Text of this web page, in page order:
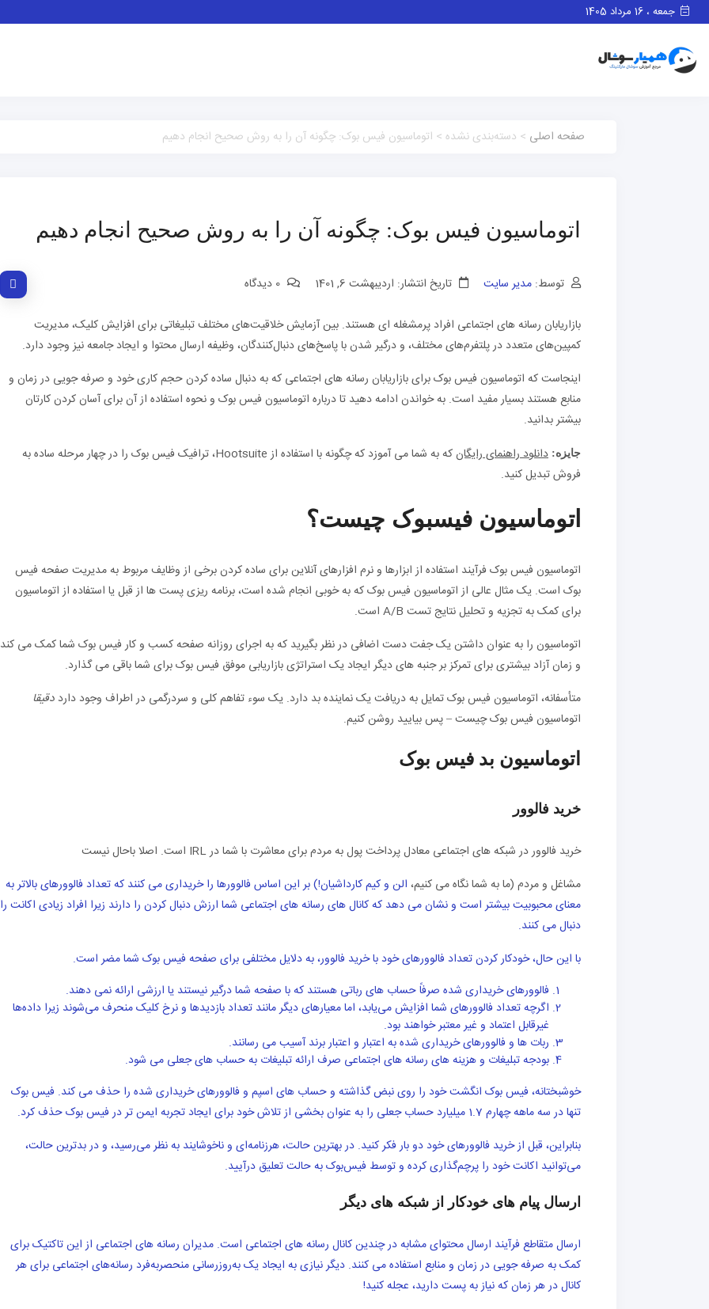
جمعه ، 16 مرداد 1405
صفحه اصلی > دسته‌بندی نشده > اتوماسیون فیس بوک: چگونه آن را به روش صحیح انجام دهیم
اتوماسیون فیس بوک: چگونه آن را به روش صحیح انجام دهیم
توسط: مدیر سایت تاریخ انتشار: اردیبهشت 6, 1401
بازاریابان رسانه های اجتماعی افراد پرمشغله ای هستند. بین آزمایش خلاقیت‌های مختلف تبلیغاتی برای افزایش کلیک، مدیریت
کمپین‌های متعدد در پلتفرم‌های مختلف، و درگیر شدن با پاسخ‌های دنبال‌کنندگان، وظیفه ارسال محتوا و ایجاد جامعه نیز وجود دارد.
اینجاست که اتوماسیون فیس بوک برای بازاریابان رسانه های اجتماعی که به دنبال ساده کردن حجم کاری خود و صرفه جویی در زمان و
منابع هستند بسیار مفید است. به خواندن ادامه دهید تا درباره اتوماسیون فیس بوک و نحوه استفاده از آن برای آسان کردن کارتان
بیشتر بدانید.
جایزه: دانلود راهنمای رایگان
که به شما می آموزد که چگونه با استفاده از Hootsuite، ترافیک فیس بوک را در چهار مرحله ساده به
فروش تبدیل کنید.
اتوماسیون فیسبوک چیست؟
اتوماسیون فیس بوک فرآیند استفاده از ابزارها و نرم افزارهای آنلاین برای ساده کردن برخی از وظایف مربوط به مدیریت صفحه فیس
بوک است. یک مثال عالی از اتوماسیون فیس بوک که به خوبی انجام شده است، برنامه ریزی پست ها از قبل یا استفاده از اتوماسیون
برای کمک به تجزیه و تحلیل نتایج تست A/B است.
اتوماسیون را به عنوان داشتن یک جفت دست اضافی در نظر بگیرید که به اجرای روزانه صفحه کسب و کار فیس بوک شما کمک می کند
و زمان آزاد بیشتری برای تمرکز بر جنبه های دیگر ایجاد یک استراتژی بازاریابی موفق فیس بوک برای شما باقی می گذارد.
متأسفانه، اتوماسیون فیس بوک تمایل به دریافت یک نماینده بد دارد. یک سوء تفاهم کلی و سردرگمی در اطراف وجود دارد دقیقا
اتوماسیون فیس بوک چیست – پس بیایید روشن کنیم.
اتوماسیون بد فیس بوک
خرید فالوور
خرید فالوور در شبکه های اجتماعی معادل پرداخت پول به مردم برای معاشرت با شما در IRL است. اصلا باحال نیست
مشاغل و مردم (ما به شما نگاه می کنیم، الن و کیم کارداشیان!) بر این اساس فالوورها را خریداری می کنند که تعداد فالوورهای بالاتر به
معنای محبوبیت بیشتر است و نشان می دهد که کانال های رسانه های اجتماعی شما ارزش دنبال کردن را دارند زیرا افراد زیادی اکانت را
دنبال می کنند.
با این حال، خودکار کردن تعداد فالوورهای خود با خرید فالوور، به دلایل مختلفی برای صفحه فیس بوک شما مضر است.
فالوورهای خریداری شده صرفاً حساب های رباتی هستند که با صفحه شما درگیر نیستند یا ارزشی ارائه نمی دهند.
اگرچه تعداد فالوورهای شما افزایش می‌یابد، اما معیارهای دیگر مانند تعداد بازدیدها و نرخ کلیک منحرف می‌شوند زیرا داده‌ها
غیرقابل اعتماد و غیر معتبر خواهند بود.
ربات ها و فالوورهای خریداری شده به اعتبار و اعتبار برند آسیب می رسانند.
بودجه تبلیغات و هزینه های رسانه های اجتماعی صرف ارائه تبلیغات به حساب های جعلی می شود.
خوشبختانه، فیس بوک انگشت خود را روی نبض گذاشته و حساب های اسپم و فالوورهای خریداری شده را حذف می کند. فیس بوک
تنها در سه ماهه چهارم 1.7 میلیارد حساب جعلی را به عنوان بخشی از تلاش خود برای ایجاد تجربه ایمن تر در فیس بوک حذف کرد.
بنابراین، قبل از خرید فالوورهای خود دو بار فکر کنید. در بهترین حالت، هرزنامه‌ای و ناخوشایند به نظر می‌رسید، و در بدترین حالت،
می‌توانید اکانت خود را پرچم‌گذاری کرده و توسط فیس‌بوک به حالت تعلیق درآیید.
ارسال پیام های خودکار از شبکه های دیگر
ارسال متقاطع فرآیند ارسال محتوای مشابه در چندین کانال رسانه های اجتماعی است. مدیران رسانه های اجتماعی از این تاکتیک برای
کمک به صرفه جویی در زمان و منابع استفاده می کنند. دیگر نیازی به ایجاد یک به‌روزرسانی منحصربه‌فرد رسانه‌های اجتماعی برای هر
کانال در هر زمان که نیاز به پست دارید، عجله کنید!